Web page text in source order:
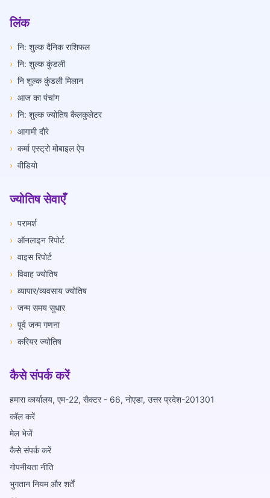
लिंक
› नि: शुल्क दैनिक राशिफल
› नि: शुल्क कुंडली
› नि शुल्क कुंडली मिलान
› आज का पंचांग
› नि: शुल्क ज्योतिष कैलकुलेटर
› आगामी दौरे
› कर्मा एस्ट्रो मोबाइल ऐप
› वीडियो
ज्योतिष सेवाएँ
› परामर्श
› ऑनलाइन रिपोर्ट
› वाइस रिपोर्ट
› विवाह ज्योतिष
› व्यापार/व्यवसाय ज्योतिष
› जन्म समय सुधार
› पूर्व जन्म गणना
› करियर ज्योतिष
कैसे संपर्क करें
हमारा कार्यालय, एम-22, सैक्टर - 66, नोएडा, उत्तर प्रदेश-201301
कॉल करें
मेल भेजें
कैसे संपर्क करें
गोपनीयता नीति
भुगतान नियम और शर्तें